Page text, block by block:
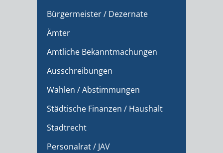
Bürgermeister / Dezernate
Ämter
Amtliche Bekanntmachungen
Ausschreibungen
Wahlen / Abstimmungen
Städtische Finanzen / Haushalt
Stadtrecht
Personalrat / JAV